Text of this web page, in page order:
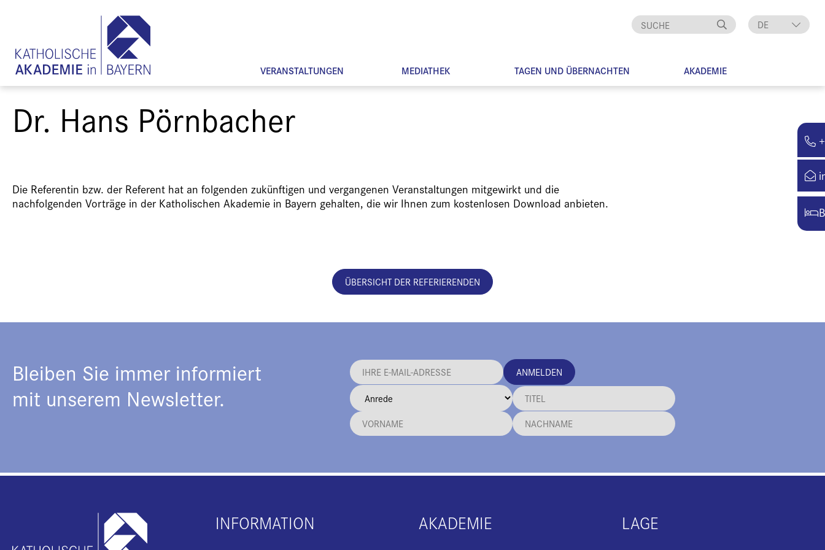
DE
VERANSTALTUNGEN MEDIATHEK TAGEN UND ÜBERNACHTEN AKADEMIE
Dr. Hans Pörnbacher
Die Referentin bzw. der Referent hat an folgenden zukünftigen und vergangenen Veranstaltungen mitgewirkt und die
nachfolgenden Vorträge in der Katholischen Akademie in Bayern gehalten, die wir Ihnen zum kostenlosen Download anbieten.
ÜBERSICHT DER REFERIERENDEN
Bleiben Sie immer informiert
mit unserem Newsletter.
ANMELDEN
INFORMATION AKADEMIE LAGE